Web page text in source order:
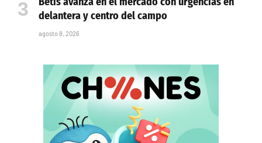
delantera y centro del campo
agosto 8, 2026